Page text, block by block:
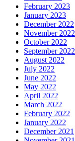
February 2023
January 2023
December 2022
November 2022
October 2022
September 2022
August 2022
July 2022
June 2022
May 2022
April 2022
March 2022
February 2022
January 2022
December 2021